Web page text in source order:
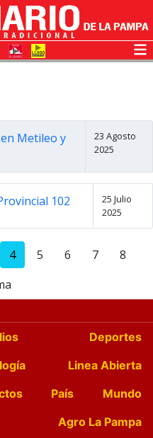
Metileo y
23 Agosto
2025
102
25 Julio
2025
4 5 6 7
8
Deportes
Linea Abierta
País
Mundo
Agro La Pampa